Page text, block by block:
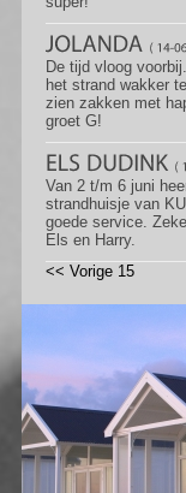
De tijd vloog
het strand wakker
zien zakken met
groet G!
Van 2 t/m 6 juni
strandhuisje van
goede service.
Els en Harry.
<< Vorige 15